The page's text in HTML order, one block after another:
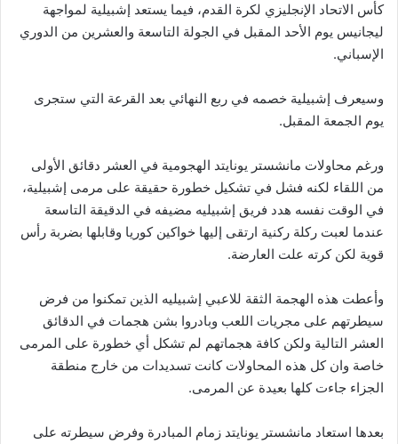
كأس الاتحاد الإنجليزي لكرة القدم، فيما يستعد إشبيلية لمواجهة
ليجانيس يوم الأحد المقبل في الجولة التاسعة والعشرين من الدوري
الإسباني.
وسيعرف إشبيلية خصمه في ربع النهائي بعد القرعة التي ستجرى
يوم الجمعة المقبل.
ورغم محاولات مانشستر يونايتد الهجومية في العشر دقائق الأولى
من اللقاء لكنه فشل في تشكيل خطورة حقيقة على مرمى إشبيلية،
في الوقت نفسه هدد فريق إشبيليه مضيفه في الدقيقة التاسعة
عندما لعبت ركلة ركنية ارتقى إليها خواكين كوريا وقابلها بضربة رأس
قوية لكن كرته علت العارضة.
وأعطت هذه الهجمة الثقة للاعبي إشبيليه الذين تمكنوا من فرض
سيطرتهم على مجريات اللعب وبادروا بشن هجمات في الدقائق
العشر التالية ولكن كافة هجماتهم لم تشكل أي خطورة على المرمى
خاصة وان كل هذه المحاولات كانت تسديدات من خارج منطقة
الجزاء جاءت كلها بعيدة عن المرمى.
بعدها استعاد مانشستر يونايتد زمام المبادرة وفرض سيطرته على